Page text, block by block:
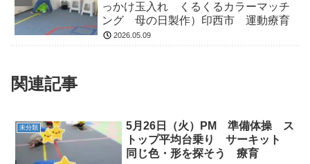
っかけ玉入れ くるくるカラーマッチ
ング 母の日製作）印西市 運動療育
2026.05.09
関連記事
未分類
5月26日（火）PM 準備体操 ス
トップ平均台乗り サーキット
同じ色・形を探そう 療育